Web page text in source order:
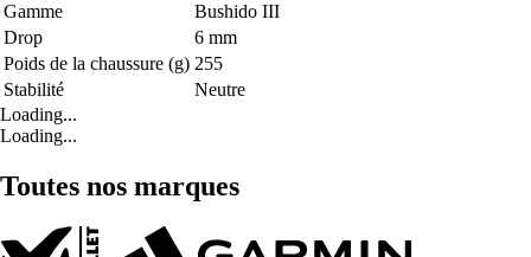
Gamme
Bushido III
Drop
6 mm
Poids de la chaussure (g) 255
Stabilité
Neutre
Loading...
Loading...
Toutes nos marques